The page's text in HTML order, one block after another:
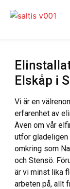
Elskåp i
Vi är en
erfarenhet av
Även om vår
utför gladeligen
omkring som
och Stensö.
är vi minst lika
arbeten på, allt